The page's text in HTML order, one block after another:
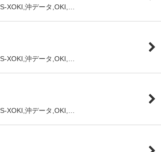
XOKI,沖データ,OKI,…
XOKI,沖データ,OKI,…
XOKI,沖データ,OKI,…